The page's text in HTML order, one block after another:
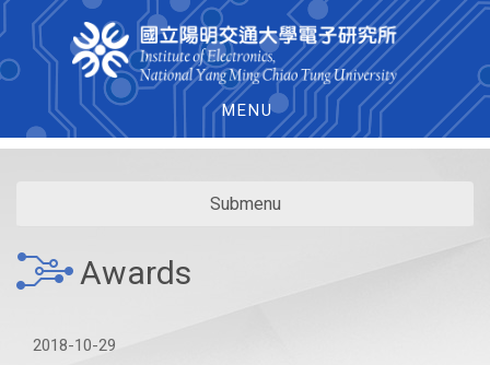
MENU
Submenu
Awards
2018-10-29